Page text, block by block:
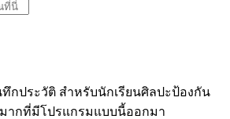
กประวัติ สำหรับนักเรียนศิลปะป้องกัน
ากที่มีโปรแกรมแบบนี้ออกมา